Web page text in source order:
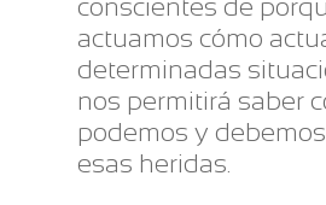
conscientes de
actuamos cómo
determinadas
nos permitirá saber
podemos y
esas heridas.